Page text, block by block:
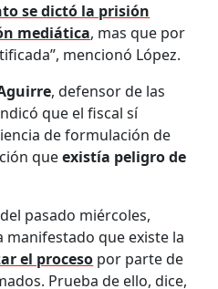
se dictó la prisión
mediática, mas que por
mencionó López.
, defensor de las
que el fiscal sí
de formulación de
queexistía peligro de
pasado miércoles,
manifestado que existe la
el proceso por parte de
Prueba de ello, dice,